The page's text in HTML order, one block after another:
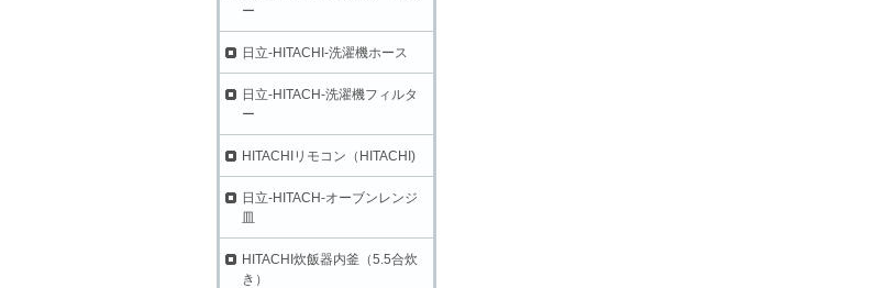
ー
日立-HITACHI-洗濯機ホース
日立-HITACH-洗濯機フィルタ
ー
HITACHIリモコン（HITACHI)
日立-HITACH-オーブンレンジ
皿
HITACHI炊飯器内釜（5.5合炊
き）